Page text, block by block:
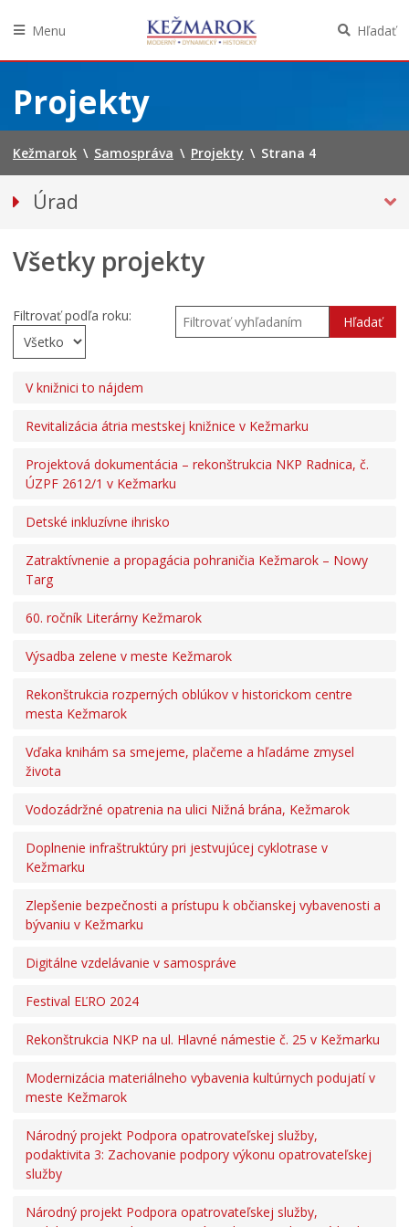
obsah
Menu Hľadať
Projekty
Kežmarok \ Samospráva \ Projekty \ Strana 4
Úrad
Prednosta
Oddelenia úradu
Sekcie úradu
Životné situácie
PROJEKTY
Projekty mesta
Integrovaný regionálny operačný program 2014 – 2020
Operačný program ľudské zdroje
Prešovský samosprávny kraj – dotácie
Operačný program integrovaná infraštruktúra 2014-
Program Interreg Poľsko – Slovensko 2021 – 2027
Program rozvoja vidieka SR 2014-2022
Fond na podporu umenia
Oznamovanie podozrení z podvodov
Zamestnanie v samospráve
Všetky projekty
Filtrovať podľa roku: Hľadať
V knižnici to nájdem
Revitalizácia átria mestskej knižnice v Kežmarku
Projektová dokumentácia – rekonštrukcia NKP Radnica, č.
ÚZPF 2612/1 v Kežmarku
Detské inkluzívne ihrisko
Zatraktívnenie a propagácia pohraničia Kežmarok – Nowy
Targ
60. ročník Literárny Kežmarok
Výsadba zelene v meste Kežmarok
Rekonštrukcia rozperných oblúkov v historickom centre
mesta Kežmarok
Vďaka knihám sa smejeme, plačeme a hľadáme zmysel
života
Vodozádržné opatrenia na ulici Nižná brána, Kežmarok
Doplnenie infraštruktúry pri jestvujúcej cyklotrase v
Kežmarku
Zlepšenie bezpečnosti a prístupu k občianskej vybavenosti a
bývaniu v Kežmarku
Digitálne vzdelávanie v samospráve
Festival EĽRO 2024
Rekonštrukcia NKP na ul. Hlavné námestie č. 25 v Kežmarku
Modernizácia materiálneho vybavenia kultúrnych podujatí v
meste Kežmarok
Národný projekt Podpora opatrovateľskej služby,
podaktivita 3: Zachovanie podpory výkonu opatrovateľskej
služby
Národný projekt Podpora opatrovateľskej služby,